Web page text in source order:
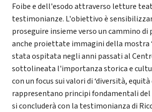
Foibe e dell'esodo attraverso letture
testimonianze. L'obiettivo è
proseguire insieme verso un cammino di
anche proiettate immagini della mostra
stata ospitata negli anni passati al
sottolineata l'importanza storica e
con un focus sui valori di ‘diversità, equità
rappresentano principi fondamentali
si concluderà con la testimonianza di